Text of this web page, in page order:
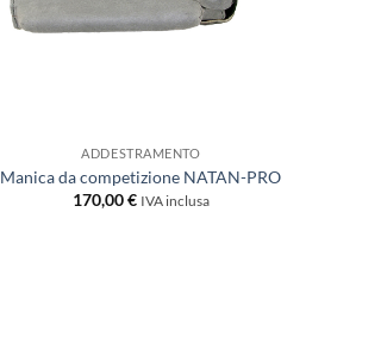
ADDESTRAMENTO
Manica da competizione NATAN-PRO
170,00€ IVA inclusa